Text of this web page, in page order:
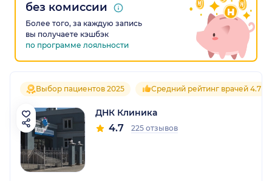
без комиссии
Более того, за каждую запись
вы получаете кэшбэк
по программе лояльности
Выбор пациентов 2025 Средний рейтинг врачей 4.7
ДНК Клиника
4.7 225 отзывов